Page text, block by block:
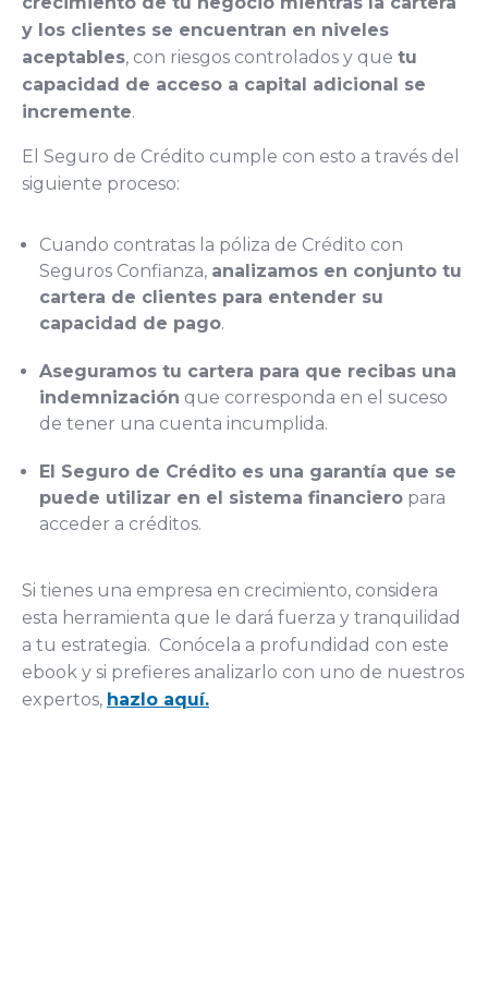
y los clientes se encuentran en niveles
aceptables, con riesgos controlados y que tu
capacidad de acceso a capital adicional se
incremente.
El Seguro de Crédito cumple con esto a través del
siguiente proceso:
Cuando contratas la póliza de Crédito con
Seguros Confianza, analizamos en conjunto tu
cartera de clientes para entender su
capacidad de pago.
Aseguramos tu cartera para que recibas una
indemnización que corresponda en el suceso
de tener una cuenta incumplida.
El Seguro de Crédito es una garantía que se
puede utilizar en el sistema financiero para
acceder a créditos.
Si tienes una empresa en crecimiento, considera
esta herramienta que le dará fuerza y tranquilidad
a tu estrategia. Conócela a profundidad con este
ebook y si prefieres analizarlo con uno de nuestros
expertos, hazlo aquí.